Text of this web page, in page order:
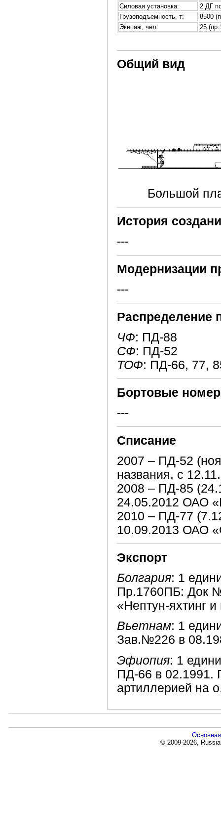
Силовая установка:
2 ДГ
Грузоподъемность, т:
8500
Экипаж, чел:
25
Общий вид
Большой
История
---
Модернизации
---
Распределение
ЧФ: ПД-88
СФ: ПД-52
ТОФ: ПД-66, 77,
Бортовые
---
Списание
2007 – ПД-52
названия, с
2008 – ПД-85
24.05.2012 ОАО
2010 – ПД-77
10.09.2013 ОАО
Экспорт
Болгария: 1
Пр.1760ПБ: Док
«Нептун-яхтинг
Вьетнам: 1
Зав.№226 в
Эфиопия: 1
ПД-66 в 02.1991.
артиллерией на
Основная
© 2009-2026,